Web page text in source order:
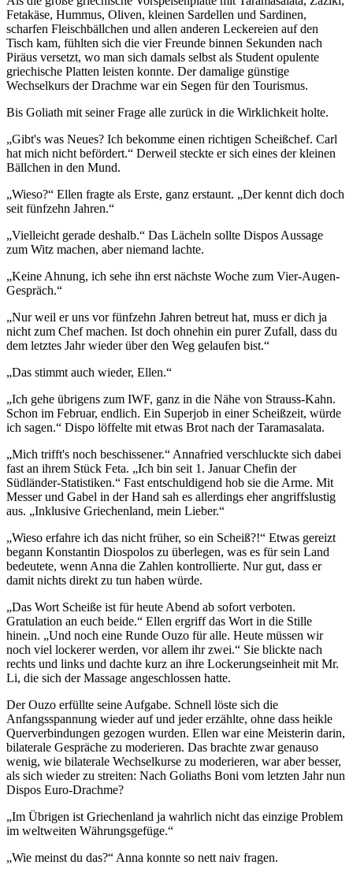
Fetakäse, Hummus, Oliven, kleinen Sardellen und Sardinen,
scharfen Fleischbällchen und allen anderen Leckereien auf den
Tisch kam, fühlten sich die vier Freunde binnen Sekunden nach
Piräus versetzt, wo man sich damals selbst als Student opulente
griechische Platten leisten konnte. Der damalige günstige
Wechselkurs der Drachme war ein Segen für den Tourismus.
Bis Goliath mit seiner Frage alle zurück in die Wirklichkeit holte.
„Gibt's was Neues? Ich bekomme einen richtigen Scheißchef. Carl
hat mich nicht befördert.“ Derweil steckte er sich eines der kleinen
Bällchen in den Mund.
„Wieso?“ Ellen fragte als Erste, ganz erstaunt. „Der kennt dich doch
seit fünfzehn Jahren.“
„Vielleicht gerade deshalb.“ Das Lächeln sollte Dispos Aussage
zum Witz machen, aber niemand lachte.
„Keine Ahnung, ich sehe ihn erst nächste Woche zum Vier-Augen-
Gespräch.“
„Nur weil er uns vor fünfzehn Jahren betreut hat, muss er dich ja
nicht zum Chef machen. Ist doch ohnehin ein purer Zufall, dass du
dem letztes Jahr wieder über den Weg gelaufen bist.“
„Das stimmt auch wieder, Ellen.“
„Ich gehe übrigens zum IWF, ganz in die Nähe von Strauss-Kahn.
Schon im Februar, endlich. Ein Superjob in einer Scheißzeit, würde
ich sagen.“ Dispo löffelte mit etwas Brot nach der Taramasalata.
„Mich trifft's noch beschissener.“ Annafried verschluckte sich dabei
fast an ihrem Stück Feta. „Ich bin seit 1. Januar Chefin der
Südländer-Statistiken.“ Fast entschuldigend hob sie die Arme. Mit
Messer und Gabel in der Hand sah es allerdings eher angriffslustig
aus. „Inklusive Griechenland, mein Lieber.“
„Wieso erfahre ich das nicht früher, so ein Scheiß?!“ Etwas gereizt
begann Konstantin Diospolos zu überlegen, was es für sein Land
bedeutete, wenn Anna die Zahlen kontrollierte. Nur gut, dass er
damit nichts direkt zu tun haben würde.
„Das Wort Scheiße ist für heute Abend ab sofort verboten.
Gratulation an euch beide.“ Ellen ergriff das Wort in die Stille
hinein. „Und noch eine Runde Ouzo für alle. Heute müssen wir
noch viel lockerer werden, vor allem ihr zwei.“ Sie blickte nach
rechts und links und dachte kurz an ihre Lockerungseinheit mit Mr.
Li, die sich der Massage angeschlossen hatte.
Der Ouzo erfüllte seine Aufgabe. Schnell löste sich die
Anfangsspannung wieder auf und jeder erzählte, ohne dass heikle
Querverbindungen gezogen wurden. Ellen war eine Meisterin darin,
bilaterale Gespräche zu moderieren. Das brachte zwar genauso
wenig, wie bilaterale Wechselkurse zu moderieren, war aber besser,
als sich wieder zu streiten: Nach Goliaths Boni vom letzten Jahr nun
Dispos Euro-Drachme?
„Im Übrigen ist Griechenland ja wahrlich nicht das einzige Problem
im weltweiten Währungsgefüge.“
„Wie meinst du das?“ Anna konnte so nett naiv fragen.